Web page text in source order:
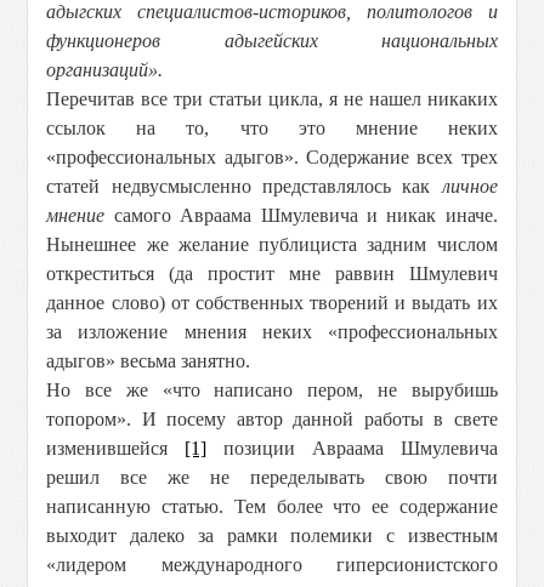
адыгских специалистов-историков, политологов и
функционеров адыгейских национальных
организаций».
Перечитав все три статьи цикла, я не нашел никаких
ссылок на то, что это мнение неких
«профессиональных адыгов». Содержание всех трех
статей недвусмысленно представлялось как личное
мнение самого Авраама Шмулевича и никак иначе.
Нынешнее же желание публициста задним числом
откреститься (да простит мне раввин Шмулевич
данное слово) от собственных творений и выдать их
за изложение мнения неких «профессиональных
адыгов» весьма занятно.
Но все же «что написано пером, не вырубишь
топором». И посему автор данной работы в свете
изменившейся [1] позиции Авраама Шмулевича
решил все же не переделывать свою почти
написанную статью. Тем более что ее содержание
выходит далеко за рамки полемики с известным
«лидером международного гиперсионистского